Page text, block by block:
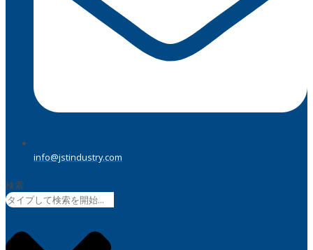
info@jstindustry.com
検索